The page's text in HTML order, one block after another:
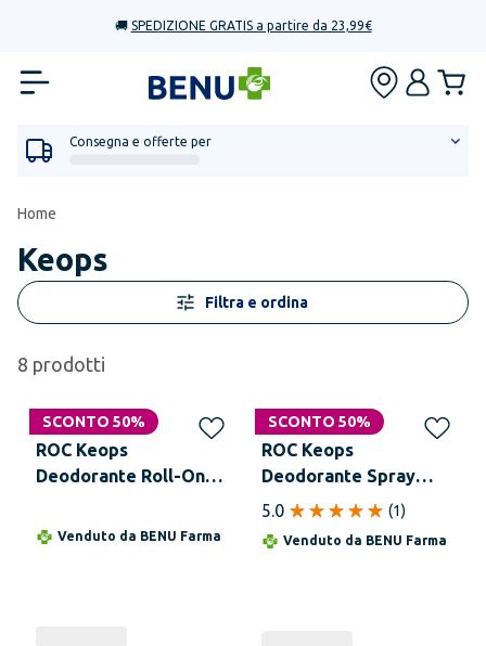
🚚 SPEDIZIONE GRATIS a partire da 23,99€
Consegna e offerte per
Home
Keops
Filtra e ordina
8 prodotti
SCONTO 50%
ROC Keops
Deodorante Roll-On
Venduto da BENU Farma
SCONTO 50%
ROC Keops
Deodorante Spray
Fresco 48h 100 ml
5.0 (1)
Venduto da BENU Farma